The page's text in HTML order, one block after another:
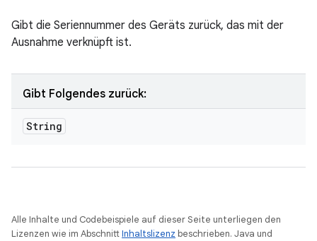
Gibt die Seriennummer des Geräts zurück, das mit der
Ausnahme verknüpft ist.
Gibt Folgendes zurück:
String
Alle Inhalte und Codebeispiele auf dieser Seite unterliegen den
Lizenzen wie im AbschnittInhaltslizenz beschrieben. Java und